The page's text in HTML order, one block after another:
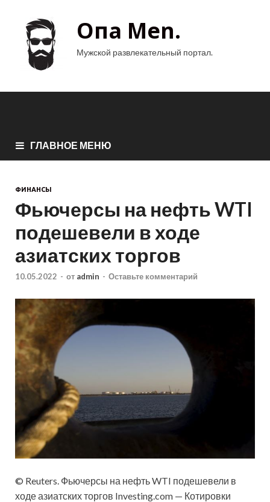
Опа Men.
Мужской развлекательный портал.
ГЛАВНОЕ МЕНЮ
ФИНАНСЫ
Фьючерсы на нефть WTI
подешевели в ходе
азиатских торгов
10.05.2022 - от admin - Оставьте комментарий
© Reuters. Фьючерсы на нефть WTI подешевели в
ходе азиатских торгов Investing.com — Котировки